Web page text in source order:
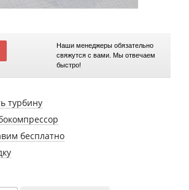
Наши менеджеры обязательно
свяжутся с вами. Мы отвечаем
быстро!
турбину
бесплатно